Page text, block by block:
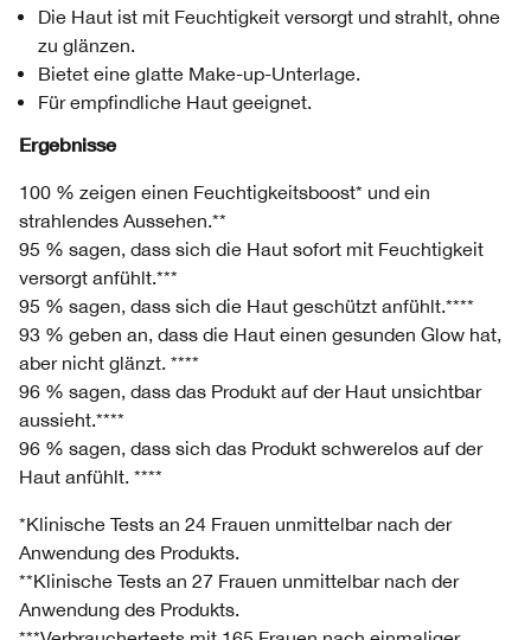
Die Haut ist mit Feuchtigkeit versorgt und strahlt, ohne
zu glänzen.
Bietet eine glatte Make-up-Unterlage.
Für empfindliche Haut geeignet.
Ergebnisse
100 % zeigen einen Feuchtigkeitsboost* und ein
strahlendes Aussehen.**
95 % sagen, dass sich die Haut sofort mit Feuchtigkeit
versorgt anfühlt.***
95 % sagen, dass sich die Haut geschützt anfühlt.****
93 % geben an, dass die Haut einen gesunden Glow hat,
aber nicht glänzt. ****
96 % sagen, dass das Produkt auf der Haut unsichtbar
aussieht.****
96 % sagen, dass sich das Produkt schwerelos auf der
Haut anfühlt. ****
*Klinische Tests an 24 Frauen unmittelbar nach der
Anwendung des Produkts.
**Klinische Tests an 27 Frauen unmittelbar nach der
Anwendung des Produkts.